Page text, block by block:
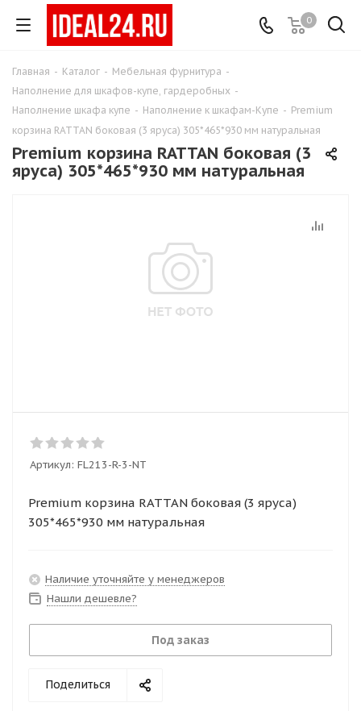
0
Главная - Каталог - Мебельная фурнитура -
Наполнение для шкафов-купе, гардеробных -
Наполнение шкафа купе - Наполнение к шкафам-Купе - Premium
корзина RATTAN боковая (3 яруса) 305*465*930 мм натуральная
Premium корзина RATTAN боковая (3
яруса) 305*465*930 мм натуральная
Артикул: FL213-R-3-NT
Premium корзина RATTAN боковая (3 яруса)
305*465*930 мм натуральная
Наличие уточняйте у менеджеров
Нашли дешевле?
Под заказ
Поделиться